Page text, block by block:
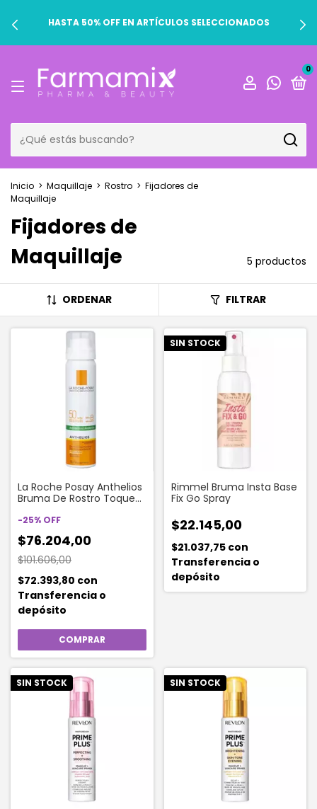
HASTA 50% OFF EN ARTÍCULOS SELECCIONADOS
0
Inicio > Maquillaje > Rostro > Fijadores de
Maquillaje
Fijadores de
Maquillaje
5 productos
ORDENAR FILTRAR
La Roche Posay Anthelios
Bruma De Rostro Toque
-25% OFF
$76.204,00
$101.606,00
$72.393,80 con
Transferencia o
depósito
SIN STOCK
Rimmel Bruma Insta Base
Fix Go Spray
$22.145,00
$21.037,75 con
Transferencia o
depósito
SIN STOCK SIN STOCK